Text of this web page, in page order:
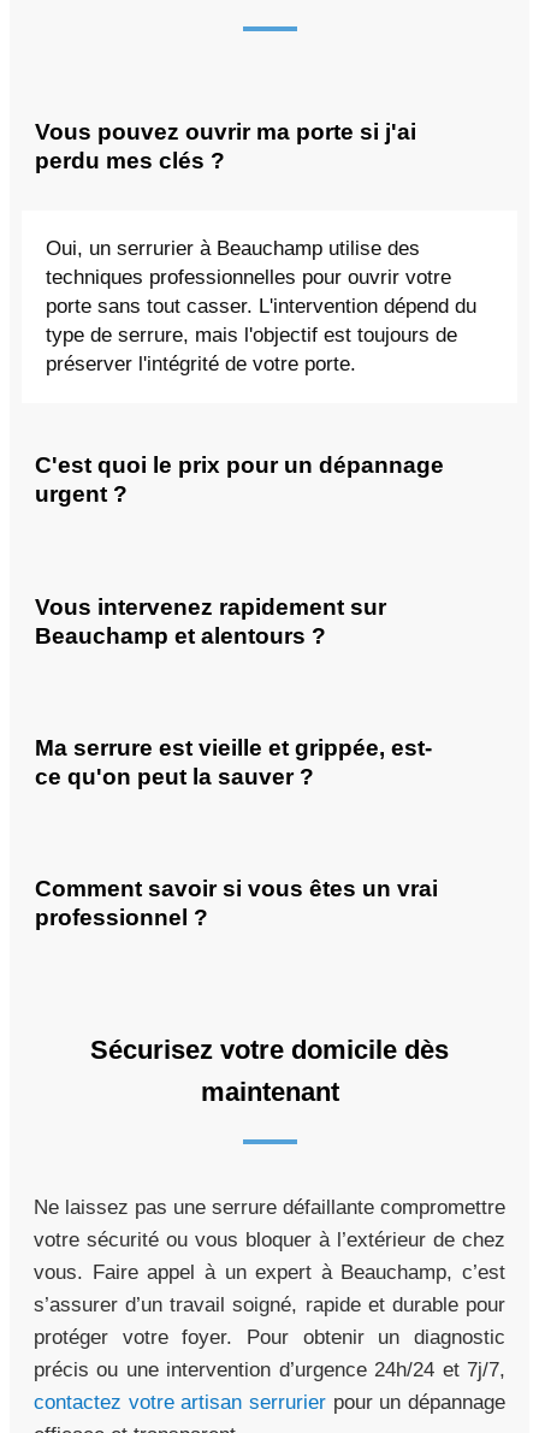
Vous pouvez ouvrir ma porte si j'ai
perdu mes clés ?
Oui, un serrurier à Beauchamp utilise des
techniques professionnelles pour ouvrir votre
porte sans tout casser. L'intervention dépend du
type de serrure, mais l'objectif est toujours de
préserver l'intégrité de votre porte.
C'est quoi le prix pour un dépannage
urgent ?
Vous intervenez rapidement sur
Beauchamp et alentours ?
Ma serrure est vieille et grippée, est-
ce qu'on peut la sauver ?
Comment savoir si vous êtes un vrai
professionnel ?
Sécurisez votre domicile dès
maintenant
Ne laissez pas une serrure défaillante compromettre
votre sécurité ou vous bloquer à l’extérieur de chez
vous. Faire appel à un expert à Beauchamp, c’est
s’assurer d’un travail soigné, rapide et durable pour
protéger votre foyer. Pour obtenir un diagnostic
précis ou une intervention d’urgence 24h/24 et 7j/7,
contactez votre artisan serrurier pour un dépannage